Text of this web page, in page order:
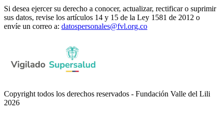
Si desea ejercer su derecho a conocer, actualizar, rectificar o suprimir
sus datos, revise los artículos 14 y 15 de la Ley 1581 de 2012 o
envíe un correo a: datospersonales@fvl.org.co
Copyright todos los derechos reservados - Fundación Valle del Lili
2026